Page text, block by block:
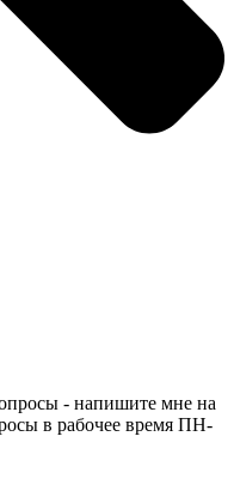
- напишите мне на
в рабочее время ПН-